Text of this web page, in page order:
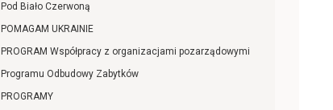
Pod Biało Czerwoną
POMAGAM UKRAINIE
PROGRAM Współpracy z organizacjami pozarządowymi
Programu Odbudowy Zabytków
PROGRAMY